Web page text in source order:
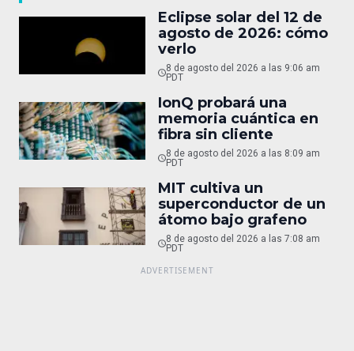
Eclipse solar del 12 de
agosto de 2026: cómo
verlo
8 de agosto del 2026 a las 9:06 am
PDT
IonQ probará una
memoria cuántica en
fibra sin cliente
8 de agosto del 2026 a las 8:09 am
PDT
MIT cultiva un
superconductor de un
átomo bajo grafeno
8 de agosto del 2026 a las 7:08 am
PDT